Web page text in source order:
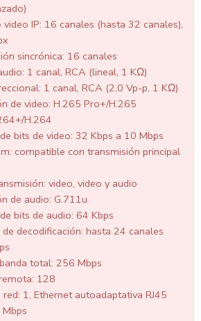
video IP: 16 canales (hasta 32 canales),
sincrónica: 16 canales
1 canal, RCA (lineal, 1 KΩ)
1 canal, RCA (2,0 Vp-p, 1 KΩ)
de video: H.265 Pro+/H.265
H.264
bits de video: 32 Kbps a 10 Mbps
compatible con transmisión principal
video, video y audio
de audio: G.711u
bits de audio: 64 Kbps
de decodificación: hasta 24 canales
total: 256 Mbps
128
1, Ethernet autoadaptativa RJ45